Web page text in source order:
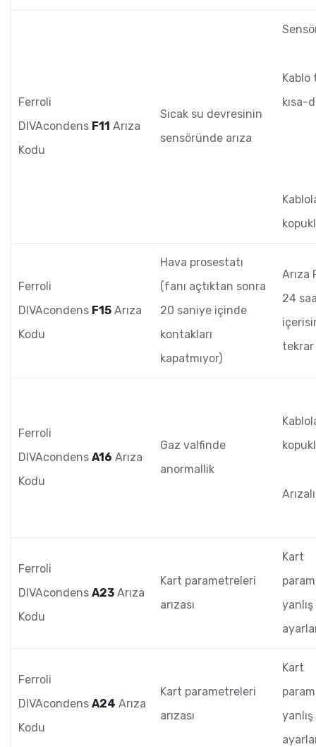
Ferroli
DIVAcondens F11 Arıza
Kodu
Sıcak su devresinin
sensöründe arıza
Kablo
kısa-
Ferroli
DIVAcondens F15 Arıza
Kodu
Hava prosestatı
(fanı açtıktan sonra
20 saniye içinde
kontakları
kapatmıyor)
Arıza
24
tekrar
Ferroli
DIVAcondens A16 Arıza
Kodu
Gaz valfinde
anormallik
Ferroli
DIVAcondens A23 Arıza
Kodu
Kart parametreleri
arızası
Kart
yanlış
Ferroli
DIVAcondens A24 Arıza
Kodu
Kart parametreleri
arızası
Kart
yanlış